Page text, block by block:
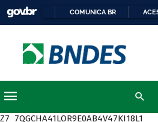
COMUNICA BR
Z7_7QGCHA41LOR9E0AB4V47KI18L1